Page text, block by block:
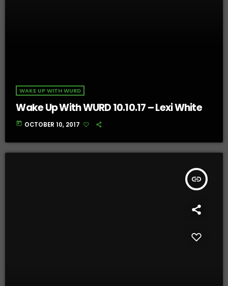
WAKE UP WITH WURD
Wake Up With WURD 10.10.17 – Lexi White
today OCTOBER 10, 2017
insert_link